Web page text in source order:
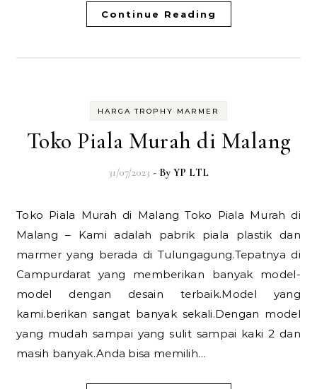
Continue Reading
HARGA TROPHY MARMER
Toko Piala Murah di Malang
31/07/2023 - By YP LTL
Toko Piala Murah di Malang Toko Piala Murah di
Malang – Kami adalah pabrik piala plastik dan
marmer yang berada di Tulungagung.Tepatnya di
Campurdarat yang memberikan banyak model-
model dengan desain terbaik.Model yang
kami.berikan sangat banyak sekali.Dengan model
yang mudah sampai yang sulit sampai kaki 2 dan
masih banyak.Anda bisa memilih…